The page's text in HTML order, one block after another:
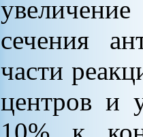
сечения
части
центров и